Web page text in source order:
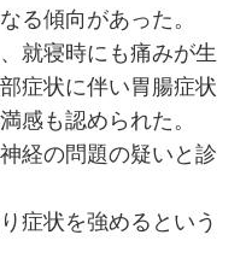
る傾向があった。
就寝時にも痛みが生
症状に伴い胃腸症状
感も認められた。
経の問題の疑いと診
症状を強めるという